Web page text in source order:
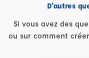
D'autres
Si vous avez des
ou sur comment